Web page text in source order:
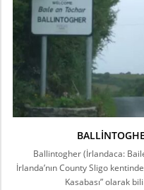
Ballintogher (İrlandaca:
İrlanda’nın County Sligo
Kasabası” olarak